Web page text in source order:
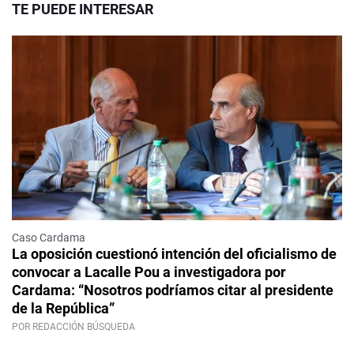
TE PUEDE INTERESAR
Caso Cardama
La oposición cuestionó intención del oficialismo de
convocar a Lacalle Pou a investigadora por
Cardama: “Nosotros podríamos citar al presidente
de la República”
POR REDACCIÓN BÚSQUEDA